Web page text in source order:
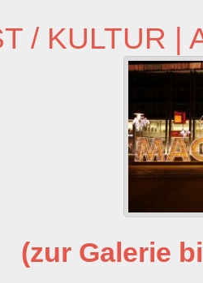
/ KULTUR
(zur Galerie